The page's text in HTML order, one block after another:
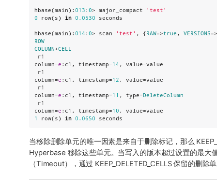
hbase(main):013 :0> major_compact 'test '
0 row(s) in 0.0530 seconds
hbase(main):014 :0> scan 'test ' , {RAW=>true , VERSIONS
ROW
COLUMN+CELL
column=e :c1, timestamp=14 , value=value
column=e :c1, timestamp=12 , value=value
column=e :c1, timestamp=11 , type=DeleteColumn
column=e :c1, timestamp=10
1
row(s) in 0.0650 seconds
当移除删除单元的唯一因素是来自于删除标记，那么
Hyperbase 移除这些单元。当写入的版本超过设置的最大
（Timeout），通过 KEEP_DELETED_CELLS 保留的删除